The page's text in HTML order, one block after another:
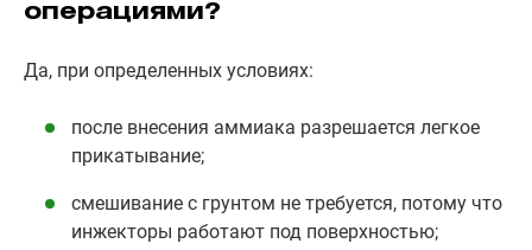
операциями?
Да, при определенных условиях:
после внесения аммиака разрешается легкое
прикатывание;
смешивание с грунтом не требуется, потому что
инжекторы работают под поверхностью;